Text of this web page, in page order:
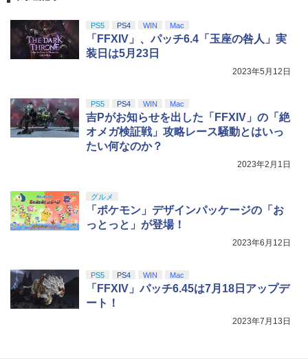
PS5 PS4 WIN Mac
「FFXIV」、パッチ6.4「玉座の咎人」実
装日は5月23日
2023年5月12日
PS5 PS4 WIN Mac
吉Pがお知らせを出した「FFXIV」の「絶
オメガ検証戦」攻略レース騒動とはいっ
たい何なのか？
2023年2月1日
グルメ
「ポケモン」デザインパッケージの「お
っとっと」が登場！
2023年6月12日
PS5 PS4 WIN Mac
「FFXIV」パッチ6.45は7月18日アップデ
ート！
2023年7月13日